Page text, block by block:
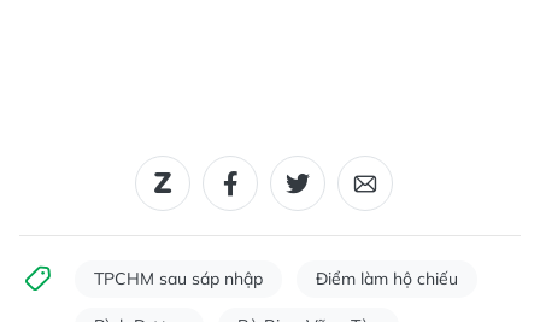
TPCHM sau sáp nhập Điểm làm hộ chiếu